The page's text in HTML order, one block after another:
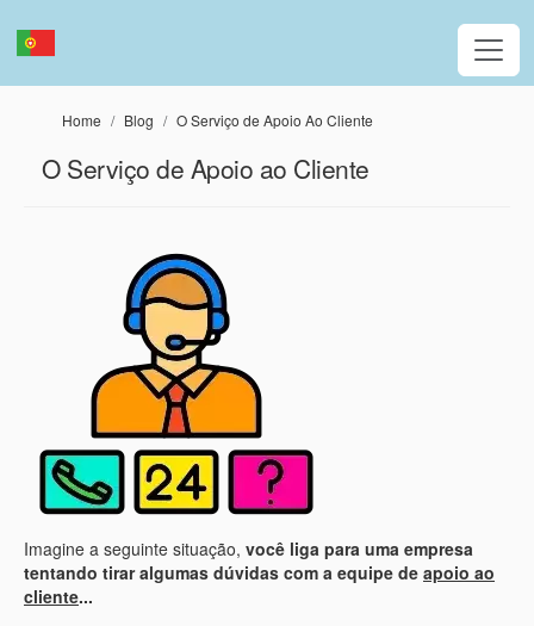
Home Blog O Serviço de Apoio Ao Cliente
O Serviço de Apoio ao Cliente
Imagine a seguinte situação, você liga para uma empresa
tentando tirar algumas dúvidas com a equipe de apoio ao
cliente...